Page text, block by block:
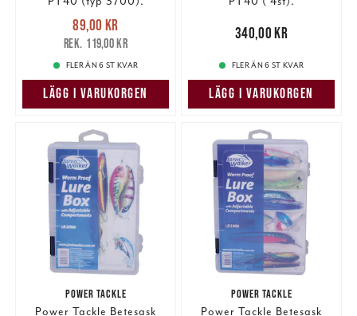
Nuvarande pris
89,00 krTidigare pris
119,00 kr
89,00 kr
119,00 kr
FLER ÄN 6 ST KVAR
LÄGG I VARUKORGEN
340,00 kr
340,00 kr
FLER ÄN 6 ST KVAR
LÄGG I VARUKORGEN
POWER TACKLE
Power Tackle Betesask
POWER TACKLE
Power Tackle Betesask